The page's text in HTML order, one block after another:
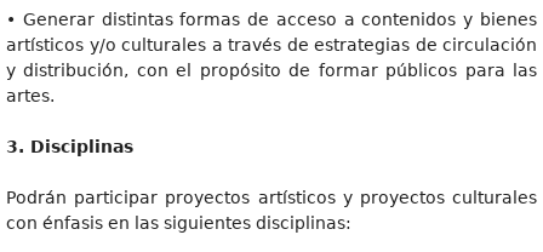
• Generar distintas formas de acceso a contenidos y bienes
artísticos y/o culturales a través de estrategias de circulación
y distribución, con el propósito de formar públicos para las
artes.
3. Disciplinas
Podrán participar proyectos artísticos y proyectos culturales
con énfasis en las siguientes disciplinas: